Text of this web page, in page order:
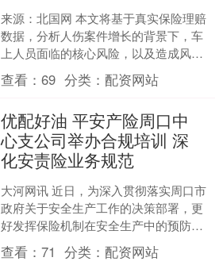
来源：北国网 本文将基于真实保险理赔
数据，分析人伤案件增长的背景下，车
上人员面临的核心风险，以及造成风险
差异的关键因素。文章最后还将附上车
内安全小贴士，如新能源....
查看：69 分类：配资网站
优配好油 平安产险周口中
心支公司举办合规培训 深
化安责险业务规范
大河网讯 近日，为深入贯彻落实周口市
政府关于安全生产工作的决策部署，更
好发挥保险机制在安全生产中的预防保
障作用，平安产险周口中心支公司开展
安全生产责任保险（以下....
查看：71 分类：配资网站